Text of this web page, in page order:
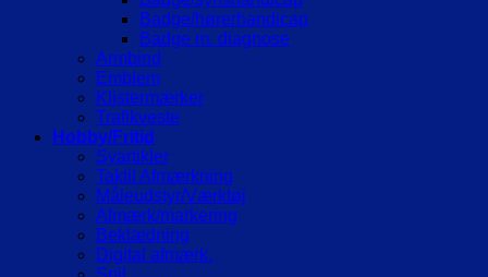
Badge/hørerhandicap
Badge m. diagnose
Armbind
Emblem
Klistermærker
Trafikveste
Hobby/Fritid
Syartikler
Taktil Afmærkning
Måleudstyr/Værktøj
Afmærk/markering
Beklædning
Digital afmærk.